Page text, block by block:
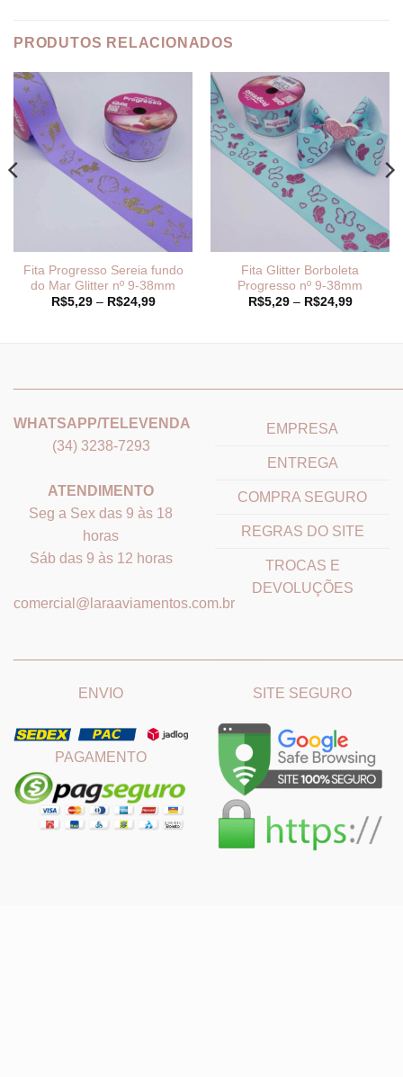
PRODUTOS RELACIONADOS
Fita Progresso Sereia fundo
do Mar Glitter nº 9-38mm
R$5,29 – R$24,99Faixa
Fita Glitter Borboleta
Progresso nº 9-38mm
R$5,29 – R$24,99Faixa
WHATSAPP/TELEVENDA
(34) 3238-7293
ATENDIMENTO
Seg a Sex das 9 às 18
horas
Sáb das 9 às 12 horas
comercial@laraaviamentos.com.br
EMPRESA
ENTREGA
COMPRA SEGURO
REGRAS DO SITE
TROCAS E
DEVOLUÇÕES
ENVIO
PAGAMENTO
SITE SEGURO